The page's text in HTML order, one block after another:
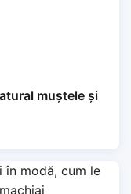
muștele și